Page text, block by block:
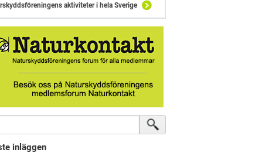
aktiviteter i hela Sverige
inläggen